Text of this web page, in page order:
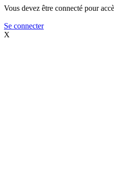
Vous devez être connecté pour
Se connecter
X